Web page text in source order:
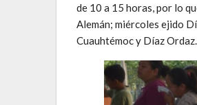
de 10 a 15 horas, por lo
Alemán; miércoles ejido
Cuauhtémoc y Díaz Ordaz.